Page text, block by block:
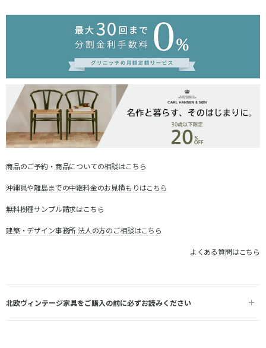
商品のご予約・商品についての相談はこちら
沖縄県や離島までの中継料金のお見積もりはこちら
無料樹種サンプル請求はこちら
建築・デザイン事務所 法人の方のご相談はこちら
よくある質問はこちら
北欧ヴィンテージ家具をご購入の前に必ずお読みください